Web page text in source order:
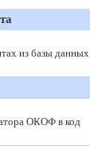
из базы данных
ОКОФ в код